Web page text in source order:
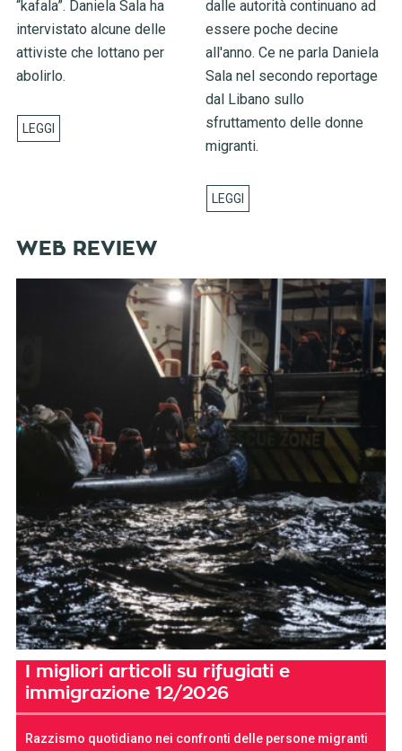
“kafala”. Daniela Sala ha
intervistato alcune delle
attiviste che lottano per
abolirlo.
dalle autorità continuano ad
essere poche decine
all'anno. Ce ne parla Daniela
Sala nel secondo reportage
dal Libano sullo
sfruttamento delle donne
migranti.
WEB REVIEW
I migliori articoli su rifugiati e
immigrazione 12/2026
Razzismo quotidiano nei confronti delle persone migranti